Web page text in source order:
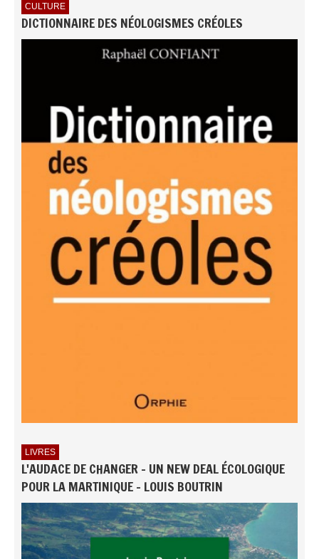
CULTURE
DICTIONNAIRE DES NÉOLOGISMES CRÉOLES
LIVRES
L'AUDACE DE CHANGER - UN NEW DEAL ÉCOLOGIQUE
POUR LA MARTINIQUE - LOUIS BOUTRIN